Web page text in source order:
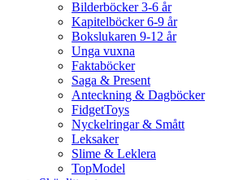
Bilderböcker 3-6 år
Kapitelböcker 6-9 år
Bokslukaren 9-12 år
Unga vuxna
Faktaböcker
Saga & Present
Anteckning & Dagböcker
FidgetToys
Nyckelringar & Smått
Leksaker
Slime & Leklera
TopModel